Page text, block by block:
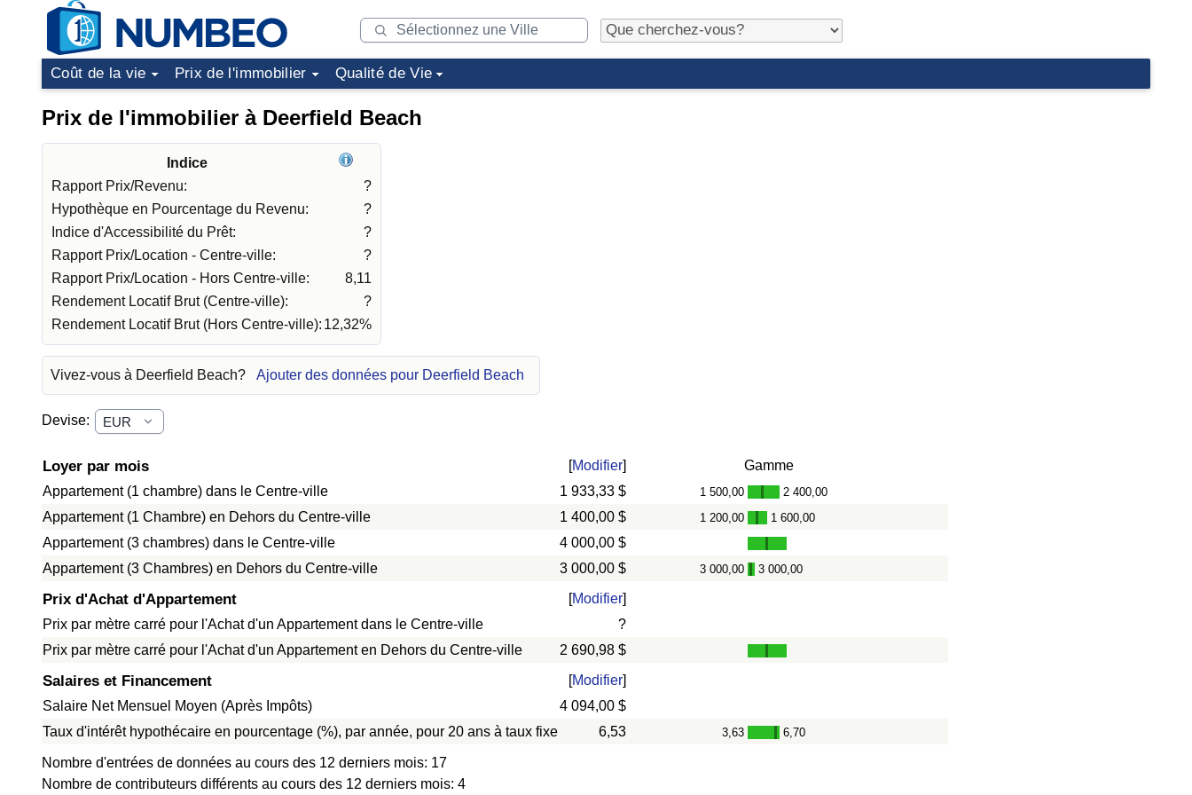
Coût de la vie Prix de l'immobilier Qualité de Vie
Prix de l'immobilier à Deerfield Beach
Indice
Rapport Prix/Revenu:
?
Hypothèque en Pourcentage du Revenu:
?
Indice d'Accessibilité du Prêt:
?
Rapport Prix/Location - Centre-ville:
?
Rapport Prix/Location - Hors Centre-ville:
8,11
Rendement Locatif Brut (Centre-ville):
?
Rendement Locatif Brut (Hors Centre-ville): 12,32%
Vivez-vous à Deerfield Beach? Ajouter des données pour Deerfield Beach
Devise:
Loyer par mois [Modifier]
Gamme
Appartement (1 chambre) dans le Centre-ville
1 933,33 $ 1 500,00 - 2 400,00
Appartement (1 Chambre) en Dehors du Centre-ville 1 400,00 $ 1 200,00 - 1 600,00
Appartement (3 chambres) dans le Centre-ville
4 000,00 $
Appartement (3 Chambres) en Dehors du Centre-ville
3 000,00 $ 3 000,00 - 3 000,00
Prix d'Achat d'Appartement [Modifier]
Prix par mètre carré pour l'Achat d'un Appartement dans le Centre-ville
?
Prix par mètre carré pour l'Achat d'un Appartement en Dehors du Centre-ville
2 690,98 $
Salaires et Financement [Modifier]
Salaire Net Mensuel Moyen (Après Impôts)
4 094,00 $
Taux d'intérêt hypothécaire en pourcentage (%), par année, pour 20 ans à taux fixe
6,53 3,63 - 6,70
Nombre d'entrées de données au cours des 12 derniers mois: 17
Nombre de contributeurs différents au cours des 12 derniers mois: 4